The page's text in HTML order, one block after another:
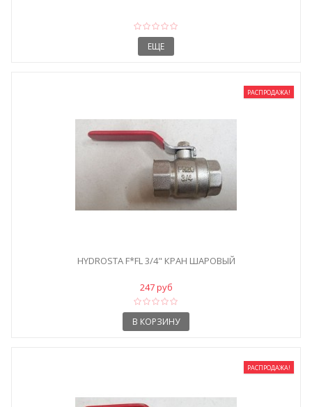
ЕЩЕ
РАСПРОДАЖА!
HYDROSTA F*FL 3/4" КРАН ШАРОВЫЙ
247 руб
В КОРЗИНУ
РАСПРОДАЖА!